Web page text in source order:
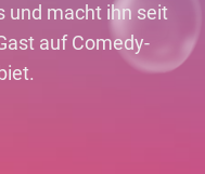
und macht ihn seit
auf Comedy-